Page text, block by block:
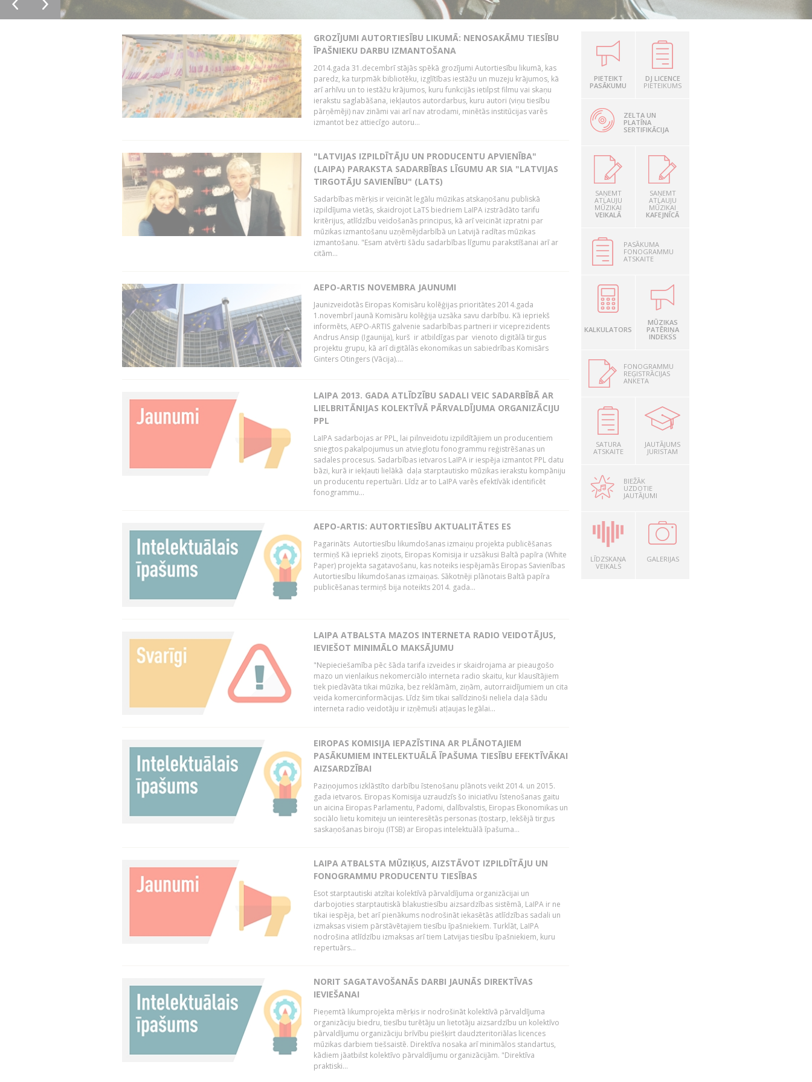
GROZĪJUMI AUTORTIESĪBU LIKUMĀ: NENOSAKĀMU TIESĪBU
ĪPAŠNIEKU DARBU IZMANTOŠANA
2014.gada 31.decembrī stājās spēkā grozījumi Autortiesību likumā, kas
paredz, ka turpmāk bibliotēku, izglītības iestāžu un muzeju krājumos, kā
arī arhīvu un to iestāžu krājumos, kuru funkcijās ietilpst filmu vai skaņu
ierakstu saglabāšana, iekļautos autordarbus, kuru autori (viņu tiesību
pārņēmēji) nav zināmi vai arī nav atrodami, minētās institūcijas varēs
izmantot bez attiecīgo autoru...
"LATVIJAS IZPILDĪTĀJU UN PRODUCENTU APVIENĪBA"
(LAIPA) PARAKSTA SADARBĪBAS LĪGUMU AR SIA "LATVIJAS
TIRGOTĀJU SAVIENĪBU" (LATS)
Sadarbības mērķis ir veicināt legālu mūzikas atskaņošanu publiskā
izpildījuma vietās, skaidrojot LaTS biedriem LaIPA izstrādāto tarifu
kritērijus, atlīdzību veidošanās principus, kā arī veicināt izpratni par
mūzikas izmantošanu uzņēmējdarbībā un Latvijā radītas mūzikas
izmantošanu. "Esam atvērti šādu sadarbības līgumu parakstīšanai arī ar
citām...
AEPO-ARTIS NOVEMBRA JAUNUMI
Jaunizveidotās Eiropas Komisāru kolēģijas prioritātes 2014.gada
1.novembrī jaunā Komisāru kolēģija uzsāka savu darbību. Kā iepriekš
informēts, AEPO-ARTIS galvenie sadarbības partneri ir viceprezidents
Andrus Ansip (Igaunija), kurš ir atbildīgas par vienoto digitālā tirgus
projektu grupu, kā arī digitālās ekonomikas un sabiedrības Komisārs
Ginters Otingers (Vācija)....
LAIPA 2013. GADA ATLĪDZĪBU SADALI VEIC SADARBĪBĀ AR
LIELBRITĀNIJAS KOLEKTĪVĀ PĀRVALDĪJUMA ORGANIZĀCIJU
PPL
LaIPA sadarbojas ar PPL, lai pilnveidotu izpildītājiem un producentiem
sniegtos pakalpojumus un atvieglotu fonogrammu reģistrēšanas un
sadales procesus. Sadarbības ietvaros LaIPA ir iespēja izmantot PPL datu
bāzi, kurā ir iekļauti lielākā daļa starptautisko mūzikas ierakstu kompāniju
un producentu repertuāri. Līdz ar to LaIPA varēs efektīvāk identificēt
fonogrammu...
AEPO-ARTIS: AUTORTIESĪBU AKTUALITĀTES ES
Pagarināts Autortiesību likumdošanas izmaiņu projekta publicēšanas
termiņš Kā iepriekš ziņots, Eiropas Komisija ir uzsākusi Baltā papīra (White
Paper) projekta sagatavošanu, kas noteiks iespējamās Eiropas Savienības
Autortiesību likumdošanas izmaiņas. Sākotnēji plānotais Baltā papīra
publicēšanas termiņš bija noteikts 2014. gada...
LAIPA ATBALSTA MAZOS INTERNETA RADIO VEIDOTĀJUS,
IEVIEŠOT MINIMĀLO MAKSĀJUMU
"Nepieciešamība pēc šāda tarifa izveides ir skaidrojama ar pieaugošo
mazo un vienlaikus nekomerciālo interneta radio skaitu, kur klausītājiem
tiek piedāvāta tikai mūzika, bez reklāmām, ziņām, autorraidījumiem un cita
veida komercinformācijas. Līdz šim tikai salīdzinoši neliela daļa šādu
interneta radio veidotāju ir izņēmuši atļaujas legālai...
EIROPAS KOMISIJA IEPAZĪSTINA AR PLĀNOTAJIEM
PASĀKUMIEM INTELEKTUĀLĀ ĪPAŠUMA TIESĪBU EFEKTĪVĀKAI
AIZSARDZĪBAI
Paziņojumos izklāstīto darbību īstenošanu plānots veikt 2014. un 2015.
gada ietvaros. Eiropas Komisija uzraudzīs šo iniciatīvu īstenošanas gaitu
un aicina Eiropas Parlamentu, Padomi, dalībvalstis, Eiropas Ekonomikas un
sociālo lietu komiteju un ieinteresētās personas (tostarp, Iekšējā tirgus
saskaņošanas biroju (ITSB) ar Eiropas intelektuālā īpašuma...
LAIPA ATBALSTA MŪZIĶUS, AIZSTĀVOT IZPILDĪTĀJU UN
FONOGRAMMU PRODUCENTU TIESĪBAS
Esot starptautiski atzītai kolektīvā pārvaldījuma organizācijai un
darbojoties starptautiskā blakustiesību aizsardzības sistēmā, LaIPA ir ne
tikai iespēja, bet arī pienākums nodrošināt iekasētās atlīdzības sadali un
izmaksas visiem pārstāvētajiem tiesību īpašniekiem. Turklāt, LaIPA
nodrošina atlīdzību izmaksas arī tiem Latvijas tiesību īpašniekiem, kuru
repertuārs...
NORIT SAGATAVOŠANĀS DARBI JAUNĀS DIREKTĪVAS
IEVIEŠANAI
Pieņemtā likumprojekta mērķis ir nodrošināt kolektīvā pārvaldījuma
organizāciju biedru, tiesību turētāju un lietotāju aizsardzību un kolektīvo
pārvaldījumu organizāciju brīvību piešķirt daudzteritoriālas licences
mūzikas darbiem tiešsaistē. Direktīva nosaka arī minimālos standartus,
kādiem jāatbilst kolektīvo pārvaldījumu organizācijām. "Direktīva
praktiski...
PIETEIKT
PASĀKUMU
DJ LICENCE
PIETEIKUMS
ZELTA UN
PLATĪNA
SERTIFIKĀCIJA
SAŅEMT
ATĻAUJU
MŪZIKAI
VEIKALĀ
SAŅEMT
ATĻAUJU
MŪZIKAI
KAFEJNĪCĀ
PASĀKUMA
FONOGRAMMU
ATSKAITE
KALKULATORS
MŪZIKAS
PATĒRIŅA
INDEKSS
FONOGRAMMU
REĢISTRĀCIJAS
ANKETA
SATURA
ATSKAITE
JAUTĀJUMS
JURISTAM
BIEŽĀK
UZDOTIE
JAUTĀJUMI
LĪDZSKAŅA
VEIKALS
GALERIJAS